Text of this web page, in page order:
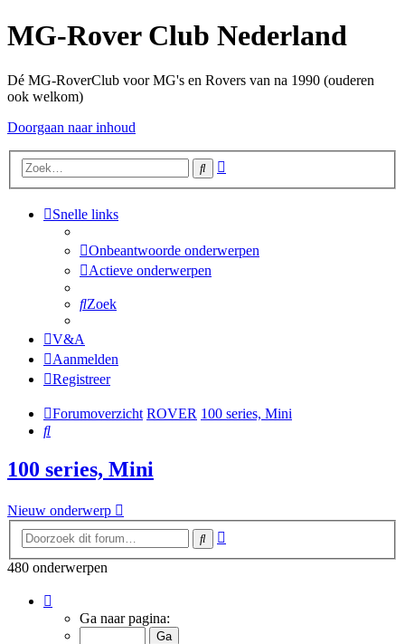
MG-Rover Club Nederland
Dé MG-RoverClub voor MG's en Rovers van na 1990 (ouderen
ook welkom)
Doorgaan naar inhoud
Zoek
Snelle links
Onbeantwoorde onderwerpen
Actieve onderwerpen
Zoek
V&A
Aanmelden
Registreer
Forumoverzicht ROVER 100 series, Mini
Zoek
100 series, Mini
Nieuw onderwerp
Zoek
480 onderwerpen
van
Ga naar pagina: